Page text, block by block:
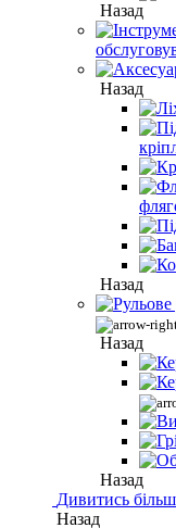
Назад
Назад
Назад
Назад
Назад
Дивитись
Назад